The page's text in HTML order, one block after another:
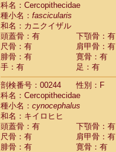
科名：Cercopithecidae
種小名： fascicularis
和名：カニクイザル
頭蓋骨：有
下顎骨：有
尺骨：有
肩甲骨：有
腓骨：有
寛骨：有
手：有
足：有
剖検番号：00244
性別：F
科名：Cercopithecidae
種小名： cynocephalus
和名：キイロヒヒ
頭蓋骨：有
下顎骨：有
尺骨：有
肩甲骨：有
腓骨：有
寛骨：有